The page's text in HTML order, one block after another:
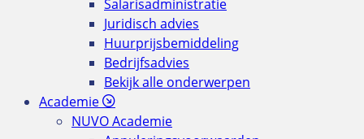
Salarisadministratie
Juridisch advies
Huurprijsbemiddeling
Bedrijfsadvies
Bekijk alle onderwerpen
Academie
NUVO Academie